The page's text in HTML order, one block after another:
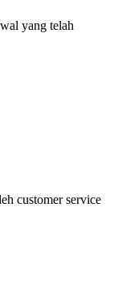
yang telah
customer service